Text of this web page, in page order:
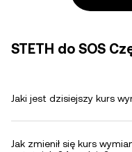
STETH do SOS
Jaki jest dzisiejszy kurs
Jak zmienił się kurs